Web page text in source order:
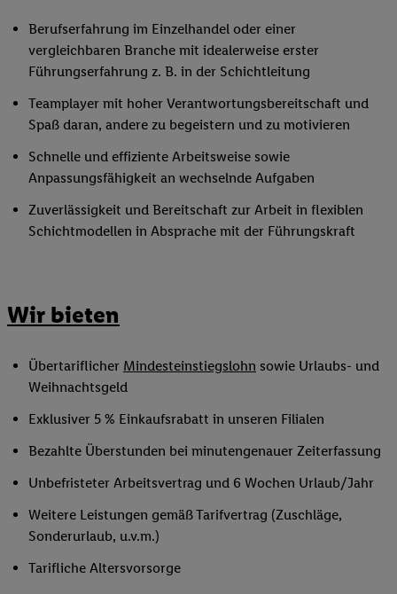
Berufserfahrung im Einzelhandel oder einer
vergleichbaren Branche mit idealerweise erster
Führungserfahrung z. B. in der Schichtleitung
Teamplayer mit hoher Verantwortungsbereitschaft und
Spaß daran, andere zu begeistern und zu motivieren
Schnelle und effiziente Arbeitsweise sowie
Anpassungsfähigkeit an wechselnde Aufgaben
Zuverlässigkeit und Bereitschaft zur Arbeit in flexiblen
Schichtmodellen in Absprache mit der Führungskraft
Wir bieten
Übertariflicher Mindesteinstiegslohn sowie Urlaubs- und
Weihnachtsgeld
Exklusiver 5 % Einkaufsrabatt in unseren Filialen
Bezahlte Überstunden bei minutengenauer Zeiterfassung
Unbefristeter Arbeitsvertrag und 6 Wochen Urlaub/Jahr
Weitere Leistungen gemäß Tarifvertrag (Zuschläge,
Sonderurlaub, u.v.m.)
Tarifliche Altersvorsorge